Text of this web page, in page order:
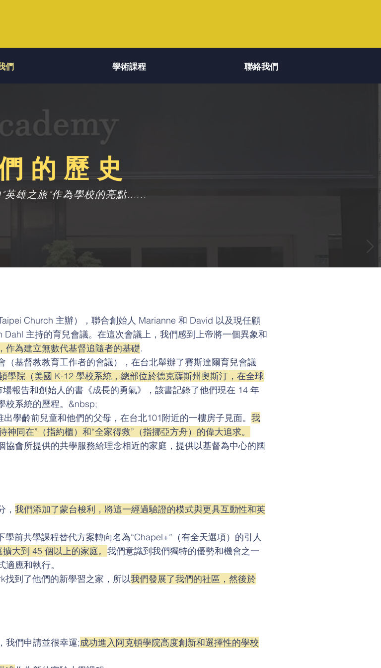
們 學術課程 聯絡我們
們 學術課程 聯絡我們
的歷史
英雄之旅”作為學校的亮點......
Church 主辦），聯合創始人 Marianne 和 David 以及現任顧
Dahl 主持的育兒會議。在這次會議上，我們感到上帝將一個異象和
作為建立無數代基督追隨者的基礎.
基督教教育工作者的會議），在台北舉辦了賽斯達爾育兒會議
學院（美國 K-12 學校系統，總部位於德克薩斯州奧斯汀，在全球
報告和創始人的書《成長的勇氣》，該書記錄了他們現在 14 年
校系統的歷程。&nbsp;
出學齡前兒童和他們的父母，在台北101附近的一樓房子見面。 我
同在”（指約櫃）和“全家得救”（指挪亞方舟）的偉大追求。
會所提供的共學服務給理念相近的家庭，提供以基督為中心的國
， 我們添加了蒙台梭利，將這一經過驗證的模式與更具互動性和英
前共學課程替代方案轉向名為“Chapel+”（有全天選項）的引人
大到 45 個以上的家庭。 我們意識到我們獨特的優勢和機會之一
應和執行。
到了他們的新學習之家，所以我們發展了我們的社區，然後於
我們申請並很幸運;成功進入阿克頓學院高度創新和選擇性的學校